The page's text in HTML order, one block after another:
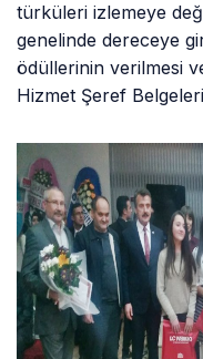
türküleri izlemeye
genelinde dereceye
ödüllerinin verilmesi
Hizmet Şeref